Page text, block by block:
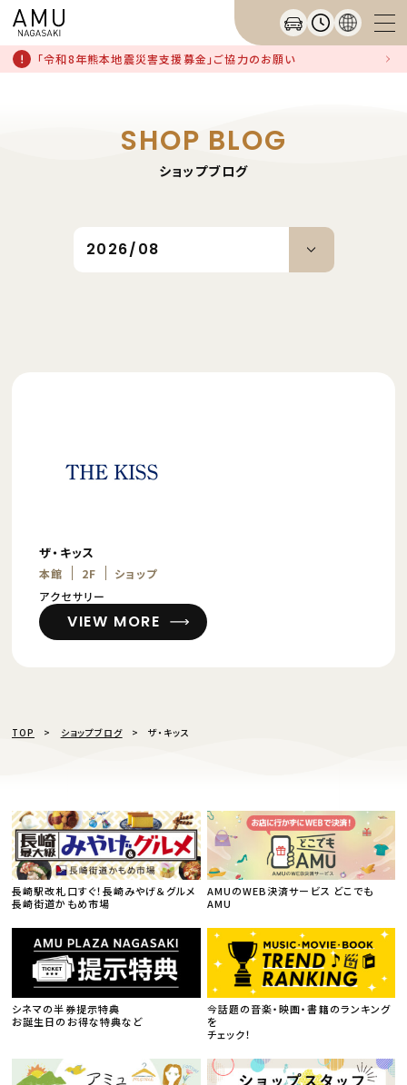
「令和8年熊本地震災害支援募金」ご協力のお願い
SHOP BLOG
ショップブログ
ザ・キッス
本館 2F
ショップ
アクセサリー
VIEW MORE
TOP ショップブログ ザ・キッス
長崎駅改札口すぐ！長崎みやげ＆グルメ
長崎街道かもめ市場
AMUのWEB決済サービス どこでも
AMU
シネマの半券提示特典
お誕生日のお得な特典など
今話題の音楽・映画・書籍のランキング
を
チェック！